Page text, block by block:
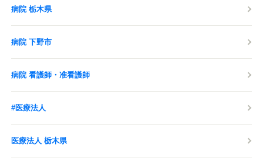
病院 栃木県
病院 下野市
病院 看護師・准看護師
#医療法人
医療法人 栃木県